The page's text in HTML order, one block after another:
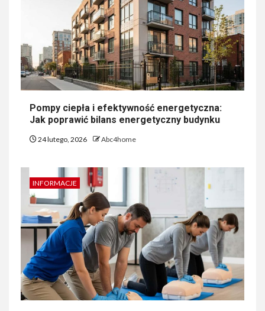
Pompy ciepła i efektywność energetyczna:
Jak poprawić bilans energetyczny budynku
24 lutego, 2026 Abc4home
INFORMACJE